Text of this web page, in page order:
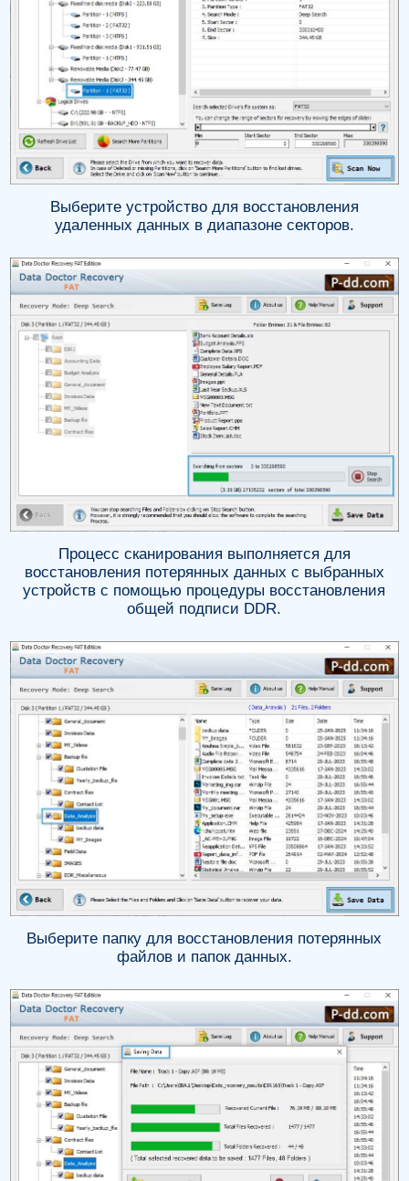
Выберите устройство для восстановления
удаленных данных в диапазоне секторов.
Процесс сканирования выполняется для
восстановления потерянных данных с выбранных
устройств с помощью процедуры восстановления
общей подписи DDR.
Выберите папку для восстановления потерянных
файлов и папок данных.